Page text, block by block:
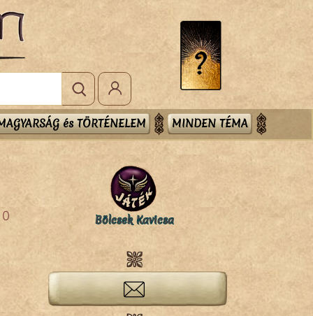
és TÖRTÉNELEM MINDEN TÉMA
0 Bölcsek Kavicsa